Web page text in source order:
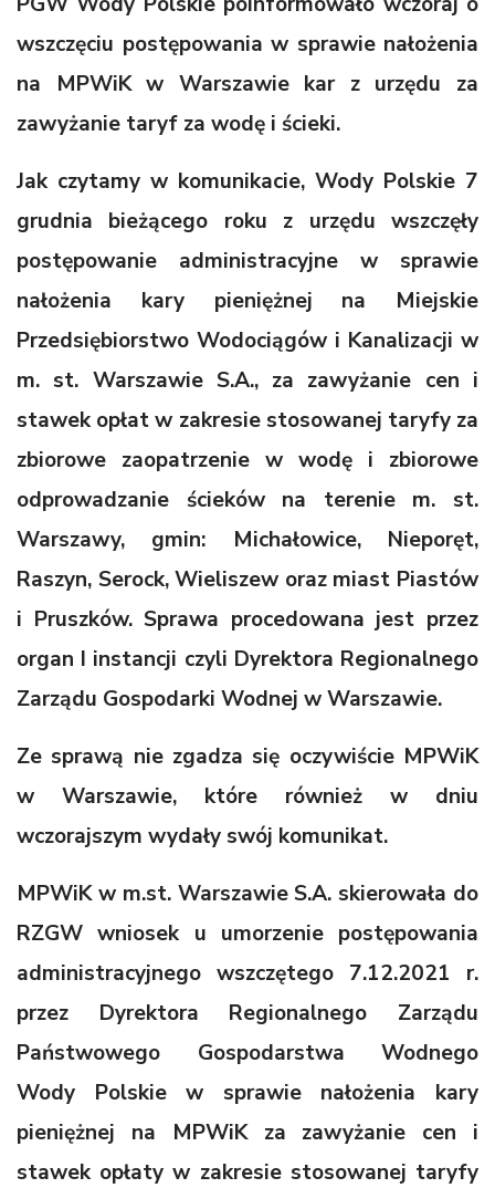
wszczęciu postępowania w sprawie nałożenia
na MPWiK w Warszawie kar z urzędu za
zawyżanie taryf za wodę i ścieki.
Jak czytamy w komunikacie, Wody Polskie 7
grudnia bieżącego roku z urzędu wszczęły
postępowanie administracyjne w sprawie
nałożenia kary pieniężnej na Miejskie
Przedsiębiorstwo Wodociągów i Kanalizacji w
m. st. Warszawie S.A., za zawyżanie cen i
stawek opłat w zakresie stosowanej taryfy za
zbiorowe zaopatrzenie w wodę i zbiorowe
odprowadzanie ścieków na terenie m. st.
Warszawy, gmin: Michałowice, Nieporęt,
Raszyn, Serock, Wieliszew oraz miast Piastów
i Pruszków. Sprawa procedowana jest przez
organ I instancji czyli Dyrektora Regionalnego
Zarządu Gospodarki Wodnej w Warszawie.
Ze sprawą nie zgadza się oczywiście MPWiK
w Warszawie, które również w dniu
wczorajszym wydały swój komunikat.
MPWiK w m.st. Warszawie S.A. skierowała do
RZGW wniosek u umorzenie postępowania
administracyjnego wszczętego 7.12.2021 r.
przez Dyrektora Regionalnego Zarządu
Państwowego Gospodarstwa Wodnego
Wody Polskie w sprawie nałożenia kary
pieniężnej na MPWiK za zawyżanie cen i
stawek opłaty w zakresie stosowanej taryfy